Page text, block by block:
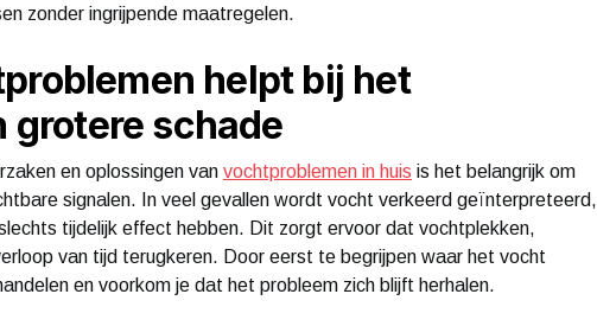
zonder ingrijpende maatregelen.
helpt bij het
grotere schade
en oplossingen van vochtproblemen in huis is het belangrijk om
signalen. In veel gevallen wordt vocht verkeerd geïnterpreteerd,
tijdelijk effect hebben. Dit zorgt ervoor dat vochtplekken,
van tijd terugkeren. Door eerst te begrijpen waar het vocht
en voorkom je dat het probleem zich blijft herhalen.